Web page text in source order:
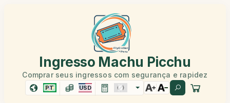
Ingresso Machu Picchu
Comprar seus ingressos com segurança e rapidez
PT USD